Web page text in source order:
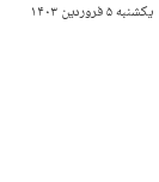
یکشنبه ۵ فروردین ۱۴۰۳